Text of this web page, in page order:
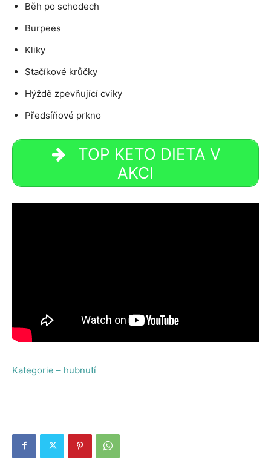
Běh po schodech
Burpees
Kliky
Stačíkové krůčky
Hýždě zpevňující cviky
Předsíňové prkno
TOP KETO DIETA V
AKCI
Kategorie – hubnutí